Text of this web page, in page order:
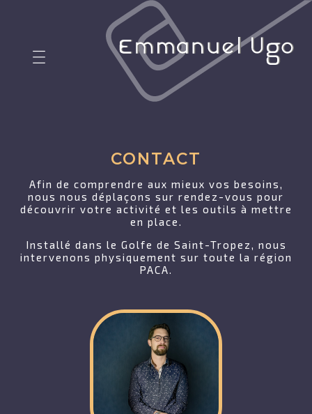
CONTACT
Afin de comprendre aux mieux vos besoins,
nous nous déplaçons sur rendez-vous pour
découvrir votre activité et les outils à mettre
en place.
Installé dans le Golfe de Saint-Tropez, nous
intervenons physiquement sur toute la région
PACA.